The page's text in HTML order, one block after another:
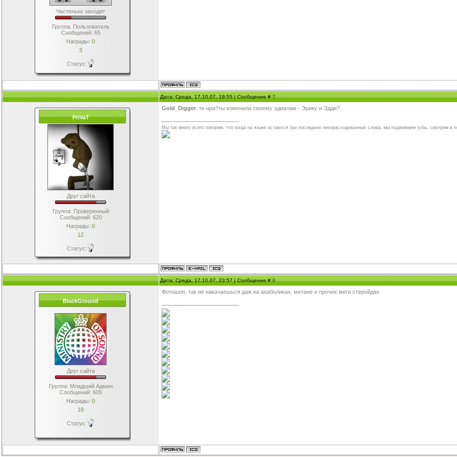
Частенько заходит
Группа: Пользователь
Сообщений:65
Награды:0
3
Статус:
Дата: Среда, 17.10.07, 19:55 | Сообщение #7
PriVaT
Друг сайта
Группа: Проверенный
Сообщений:620
Награды:0
12
Статус:
Gold_Digger , те нра?ты изменила своему эдиалам - Эрику и Эдди?
Мы так много всего говорим, что когда на языке остаются три последних неизрасходованных слова, мы поджимаем губы, смотрим в
Дата: Среда, 17.10.07, 23:57 | Сообщение #8
BlackGround
Друг сайта
Группа: Младший Админ
Сообщений:605
Награды:0
19
Статус:
Фотошоп, так не накачаешься даж на анаболиках, метане и прочих мега стеройдах.